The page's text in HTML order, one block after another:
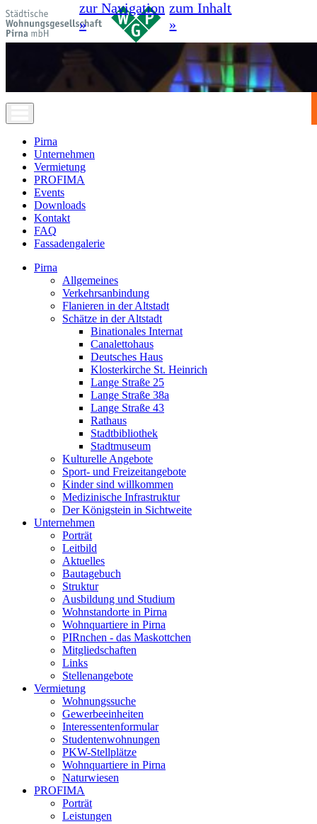
zur Navigation
»
zum Inhalt
»
Pirna
Unternehmen
Vermietung
PROFIMA
Events
Downloads
Kontakt
FAQ
Fassadengalerie
Pirna
Allgemeines
Verkehrsanbindung
Flanieren in der Altstadt
Schätze in der Altstadt
Binationales Internat
Canalettohaus
Deutsches Haus
Klosterkirche St. Heinrich
Lange Straße 25
Lange Straße 38a
Lange Straße 43
Rathaus
Stadtbibliothek
Stadtmuseum
Kulturelle Angebote
Sport- und Freizeitangebote
Kinder sind willkommen
Medizinische Infrastruktur
Der Königstein in Sichtweite
Unternehmen
Porträt
Leitbild
Aktuelles
Bautagebuch
Struktur
Ausbildung und Studium
Wohnstandorte in Pirna
Wohnquartiere in Pirna
PIRnchen - das Maskottchen
Mitgliedschaften
Links
Stellenangebote
Vermietung
Wohnungssuche
Gewerbeeinheiten
Interessentenformular
Studentenwohnungen
PKW-Stellplätze
Wohnquartiere in Pirna
Naturwiesen
PROFIMA
Porträt
Leistungen